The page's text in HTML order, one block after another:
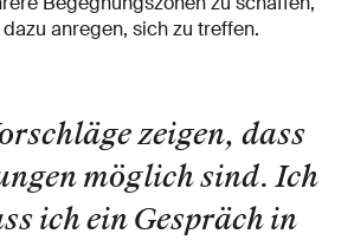
anregen, sich zu treffen.
zeigen, dass
möglich sind. Ich
ich ein Gespräch in